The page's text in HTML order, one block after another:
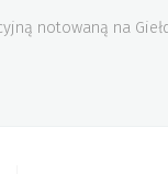
notowaną na